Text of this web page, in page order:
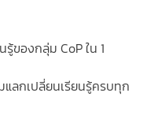
ของกลุ่ม CoP ใน 1
แลกเปลี่ยนเรียนรู้ครบทุก